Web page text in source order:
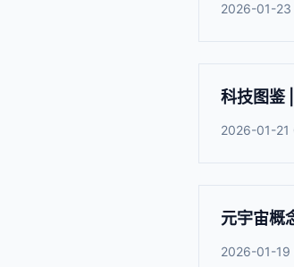
2026-01-23
科技图鉴
2026-01-21
元宇宙概
2026-01-19